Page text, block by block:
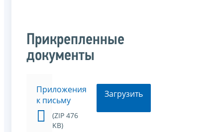
Прикрепленные
документы
Приложения
к письму
(ZIP 476
KB)
Загрузить